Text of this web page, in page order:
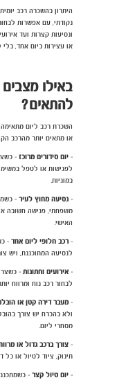
היתרון בהשכרה רכב
נקודתי, עם אפשרות
ונסיעות קצרות ועד
או עצירות ביום אחד,
באילו
להתאים?
השכרת רכב ליום מתאימה
או מתאים יותר מהרכב
- יום סידורים מרוכז-
לפגישות או לטפל
במוניות.
- נסיעה מחוץ לעיר-
משפחתי, פגישה חשובה או
האישי.
- רכב חלופי ליום אחד-
לנסיעה המתוכננת, ויש
- אירועים וחתונות-
לבחור רכב נוח ומרווח
-מעבר דירה קטן או
ולא בהכרח יש צורך
מסחרי ליום.
- צורך ברכב גדול או
תינוק, ציוד לטיול או
- יום טיול קצר-